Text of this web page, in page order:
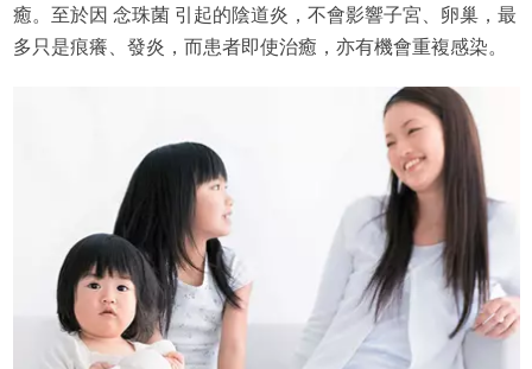
癒。至於因 念珠菌 引起的陰道炎，不會影響子宮、卵巢，最
多只是痕癢、發炎，而患者即使治癒，亦有機會重複感染。